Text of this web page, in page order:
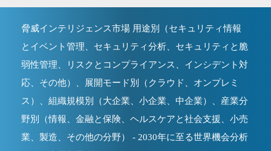
脅威インテリジェンス市場 用途別（セキュリティ情報
とイベント管理、セキュリティ分析、セキュリティと脆
弱性管理、リスクとコンプライアンス、インシデント対
応、その他）、展開モード別（クラウド、オンプレミ
ス）、組織規模別（大企業、小企業、中企業）、産業分
野別（情報、金融と保険、ヘルスケアと社会支援、小売
業、製造、その他の分野） - 2030年に至る世界機会分析